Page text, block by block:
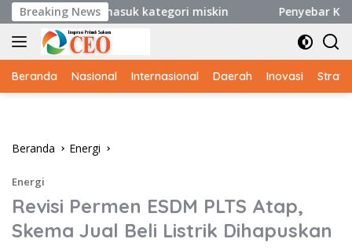
Langsung
ke
konten
Breaking News
Sumut masuk kategori miskin Penyebar Konten
Beranda Nasional Internasional Daerah Inovasi
Beranda Energi
Energi
Revisi Permen ESDM PLTS Atap,
Skema Jual Beli Listrik Dihapuskan